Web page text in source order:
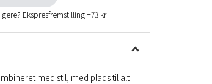
Ekspresfremstilling +73 kr
med stil, med plads til alt